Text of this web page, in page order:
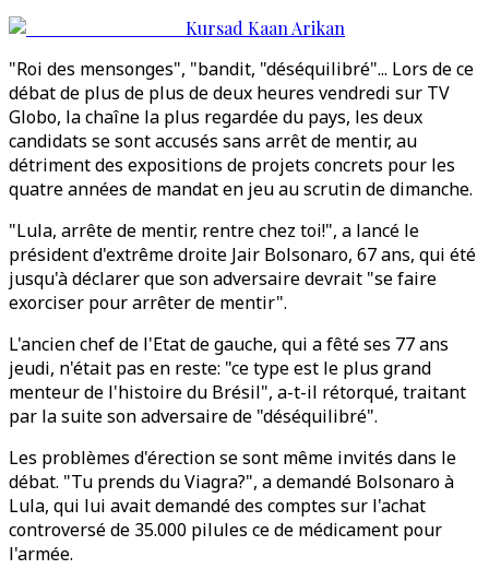
Kursad Kaan Arikan
"Roi des mensonges", "bandit, "déséquilibré"... Lors de ce
débat de plus de plus de deux heures vendredi sur TV
Globo, la chaîne la plus regardée du pays, les deux
candidats se sont accusés sans arrêt de mentir, au
détriment des expositions de projets concrets pour les
quatre années de mandat en jeu au scrutin de dimanche.
"Lula, arrête de mentir, rentre chez toi!", a lancé le
président d'extrême droite Jair Bolsonaro, 67 ans, qui été
jusqu'à déclarer que son adversaire devrait "se faire
exorciser pour arrêter de mentir".
L'ancien chef de l'Etat de gauche, qui a fêté ses 77 ans
jeudi, n'était pas en reste: "ce type est le plus grand
menteur de l'histoire du Brésil", a-t-il rétorqué, traitant
par la suite son adversaire de "déséquilibré".
Les problèmes d'érection se sont même invités dans le
débat. "Tu prends du Viagra?", a demandé Bolsonaro à
Lula, qui lui avait demandé des comptes sur l'achat
controversé de 35.000 pilules ce de médicament pour
l'armée.